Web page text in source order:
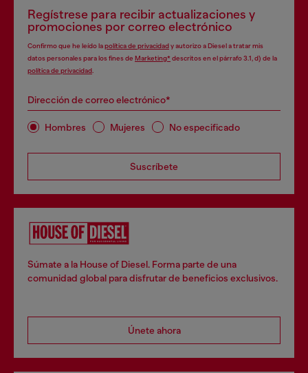
Regístrese para recibir actualizaciones y
promociones por correo electrónico
Confirmo que he leído lapolítica de privacidady autorizo a Diesel a tratar mis
datos personales para los fines de Marketing*descritos en el párrafo 3.1, d) de la
política de privacidad
Dirección de correo electrónico*
Hombres Mujeres No especificado
Suscríbete
Súmate a la House of Diesel. Forma parte de una
comunidad global para disfrutar de beneficios exclusivos.
Únete ahora